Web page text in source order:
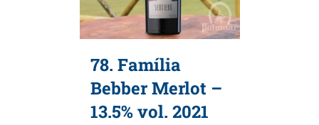
78. Família
Bebber Merlot –
13.5% vol. 2021